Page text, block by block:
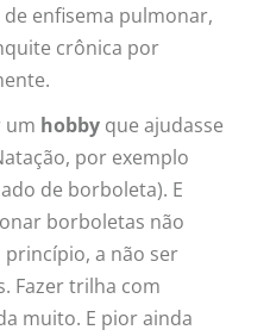
enfisema pulmonar,
crônica por
um hobby que ajudasse
por exemplo
de borboleta). E
borboletas não
a não ser
Fazer trilha com
muito. E pior ainda